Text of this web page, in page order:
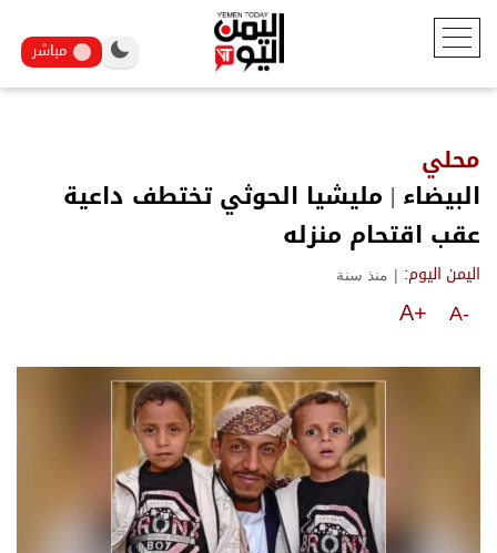
مباشر
محلي
البيضاء | مليشيا الحوثي تختطف داعية
عقب اقتحام منزله
اليمن اليوم: | منذ سنة
A-
A+